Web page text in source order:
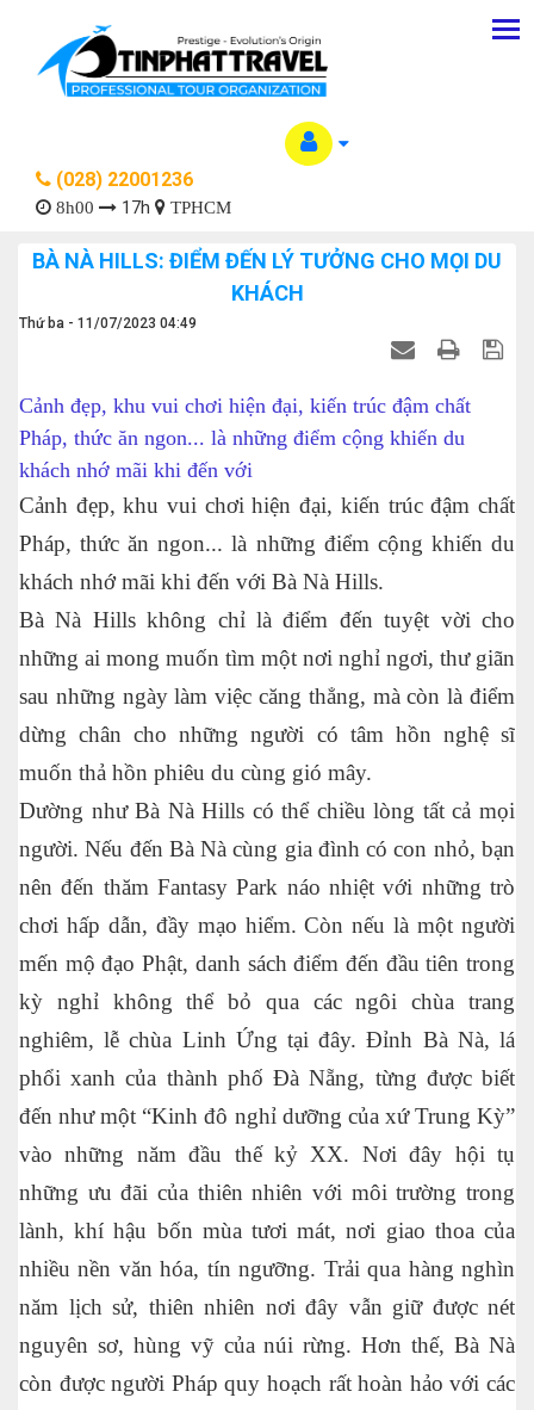
(028) 22001236
8h00 17h TPHCM
BÀ NÀ HILLS: ĐIỂM ĐẾN LÝ TƯỞNG CHO MỌI DU
KHÁCH
Thứ ba - 11/07/2023 04:49
Cảnh đẹp, khu vui chơi hiện đại, kiến trúc đậm chất
Pháp, thức ăn ngon... là những điểm cộng khiến du
khách nhớ mãi khi đến với
Cảnh đẹp, khu vui chơi hiện đại, kiến trúc đậm chất
Pháp, thức ăn ngon... là những điểm cộng khiến du
khách nhớ mãi khi đến với Bà Nà Hills.
Bà Nà Hills không chỉ là điểm đến tuyệt vời cho
những ai mong muốn tìm một nơi nghỉ ngơi, thư giãn
sau những ngày làm việc căng thẳng, mà còn là điểm
dừng chân cho những người có tâm hồn nghệ sĩ
muốn thả hồn phiêu du cùng gió mây.
Dường như Bà Nà Hills có thể chiều lòng tất cả mọi
người. Nếu đến Bà Nà cùng gia đình có con nhỏ, bạn
nên đến thăm Fantasy Park náo nhiệt với những trò
chơi hấp dẫn, đầy mạo hiểm. Còn nếu là một người
mến mộ đạo Phật, danh sách điểm đến đầu tiên trong
kỳ nghỉ không thể bỏ qua các ngôi chùa trang
nghiêm, lễ chùa Linh Ứng tại đây. Đỉnh Bà Nà, lá
phổi xanh của thành phố Đà Nẵng, từng được biết
đến như một “Kinh đô nghỉ dưỡng của xứ Trung Kỳ”
vào những năm đầu thế kỷ XX. Nơi đây hội tụ
những ưu đãi của thiên nhiên với môi trường trong
lành, khí hậu bốn mùa tươi mát, nơi giao thoa của
nhiều nền văn hóa, tín ngưỡng. Trải qua hàng nghìn
năm lịch sử, thiên nhiên nơi đây vẫn giữ được nét
nguyên sơ, hùng vỹ của núi rừng. Hơn thế, Bà Nà
còn được người Pháp quy hoạch rất hoàn hảo với các